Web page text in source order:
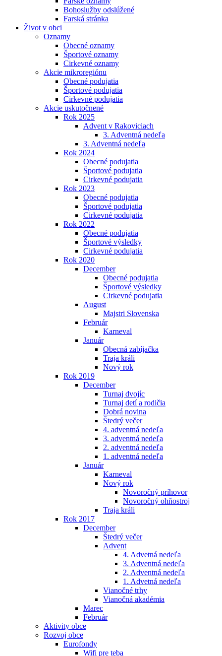
Bohoslužby odslúžené
Farská stránka
Život v obci
Oznamy
Obecné oznamy
Športové oznamy
Cirkevné oznamy
Akcie mikroregiónu
Obecné podujatia
Športové podujatia
Cirkevné podujatia
Akcie uskutočnené
Rok 2025
Advent v Rakoviciach
3. Adventná nedeľa
3. Adventná nedeľa
Rok 2024
Obecné podujatia
Športové podujatia
Cirkevné podujatia
Rok 2023
Obecné podujatia
Športové podujatia
Cirkevné podujatia
Rok 2022
Obecné podujatia
Športové výsledky
Cirkevné podujatia
Rok 2020
December
Obecné podujatia
Športové výsledky
Cirkevné podujatia
August
Majstri Slovenska
Február
Karneval
Január
Obecná zabíjačka
Traja králi
Nový rok
Rok 2019
December
Turnaj dvojíc
Turnaj detí a rodičia
Dobrá novina
Štedrý večer
4. adventná nedeľa
3. adventná nedeľa
2. adventná nedeľa
1. adventná nedeľa
Január
Karneval
Nový rok
Novoročný príhovor
Novoročný ohňostroj
Traja králi
Rok 2017
December
Štedrý večer
Advent
4. Advetná nedeľa
3. Adventná nedeľa
2. Adventná nedeľa
1. Advetná nedeľa
Vianočné trhy
Vianočná akadémia
Marec
Február
Aktivity obce
Rozvoj obce
Eurofondy
Wifi pre teba